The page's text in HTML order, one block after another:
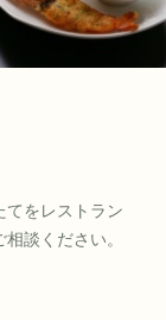
てをレストラン
談ください。